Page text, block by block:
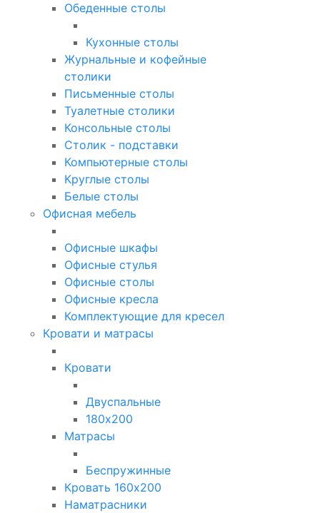
Обеденные столы
Кухонные столы
Журнальные и кофейные
столики
Письменные столы
Туалетные столики
Консольные столы
Столик - подставки
Компьютерные столы
Круглые столы
Белые столы
Офисная мебель
Офисные шкафы
Офисные стулья
Офисные столы
Офисные кресла
Комплектующие для кресел
Кровати и матрасы
Кровати
Двуспальные
180х200
Матрасы
Беспружинные
Кровать 160х200
Наматрасники